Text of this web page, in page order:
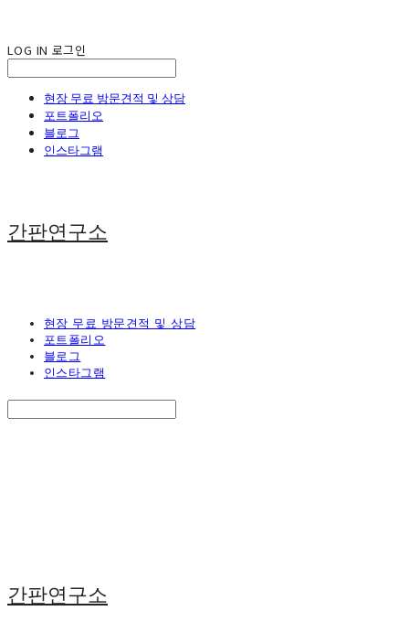
LOG IN 로그인
현장 무료 방문견적 및 상담
포트폴리오
블로그
인스타그램
간판연구소
현장 무료 방문견적 및 상담
포트폴리오
블로그
인스타그램
간판연구소